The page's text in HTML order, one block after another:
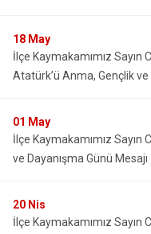
18 May
İlçe Kaymakamımız Sayın
Atatürk’ü Anma, Gençlik ve
01 May
İlçe Kaymakamımız Sayın
ve Dayanışma Günü Mesajı
20 Nis
İlçe Kaymakamımız Sayın